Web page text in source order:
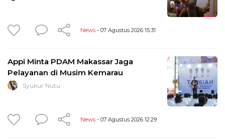
News - 07 Agustus 2026 15:31
Appi Minta PDAM Makassar Jaga
Pelayanan di Musim Kemarau
Syukur Nutu
News - 07 Agustus 2026 12:29